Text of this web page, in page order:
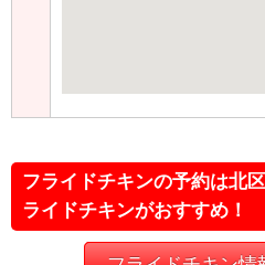
フライドチキンの予約は北
ライドチキンがおすすめ！